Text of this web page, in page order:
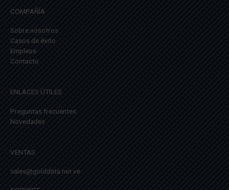
COMPAÑÍA
Sobre nosotros
Casos de éxito
Empleos
Contacto
ENLACES ÚTILES
Preguntas frecuentes
Novedades
VENTAS
sales@golddata.net.ve